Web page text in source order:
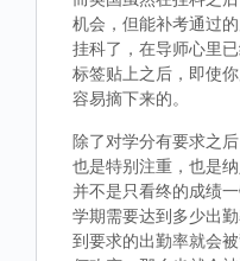
机会，但能补考通过
挂科了，在导师心里
标签贴上之后，即使
容易摘下来的。
除了对学分有要求之
也是特别注重，也是
并不是只看终的成绩
学期需要达到多少出
到要求的出勤率就会